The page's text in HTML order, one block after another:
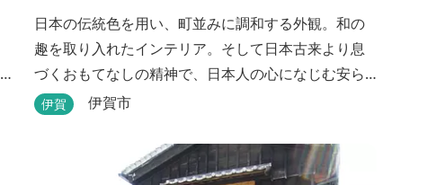
日本の伝統色を用い、町並みに調和する外観。和の
趣を取り入れたインテリア。そして日本古来より息
づくおもてなしの精神で、日本人の心になじむ安ら
ぎを提供いたします。大浴場や駐車場などルートイ
な和のニュアンスを湛えた空間は、ビジネスにも観
光にも、幅広くお役立ていただけるホテルです。
伊賀 伊賀市